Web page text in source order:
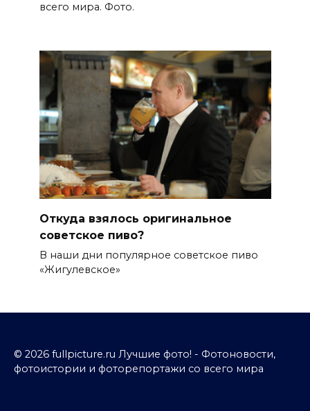
всего мира. Фото.
Откуда взялось оригинальное
советское пиво?
В наши дни популярное советское пиво
«Жигулевское»
© 2026 fullpicture.ru Лучшие фото! - Фотоновости,
фотоистории и фоторепортажи со всего мира